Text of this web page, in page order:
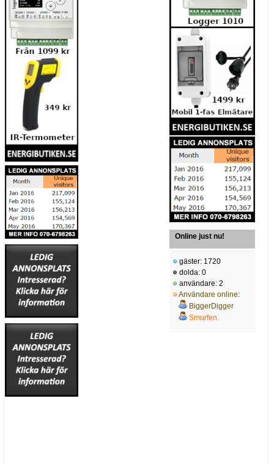
Online just nu!
gäster: 1720
dolda: 0
användare: 2
Användare online:
BiggerDigger
Smurfen.